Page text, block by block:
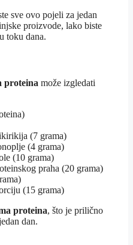
sve ovo pojeli za jedan
proizvode, lako biste
toku dana.
proteina može izgledati
(7 grama)
(4 grama)
(10 grama)
praha (20 grama)
(15 grama)
proteina, što je prilično
dan.